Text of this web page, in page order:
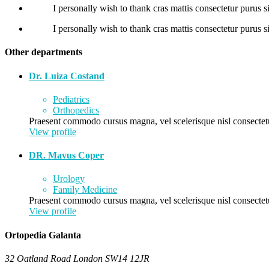
I personally wish to thank cras mattis consectetur purus
I personally wish to thank cras mattis consectetur purus
Other departments
Dr. Luiza Costand
Pediatrics
Orthopedics
Praesent commodo cursus magna, vel scelerisque nisl
View profile
DR. Mavus Coper
Urology
Family Medicine
Praesent commodo cursus magna, vel scelerisque nisl
View profile
Ortopedia Galanta
32 Oatland Road London SW14 12JR